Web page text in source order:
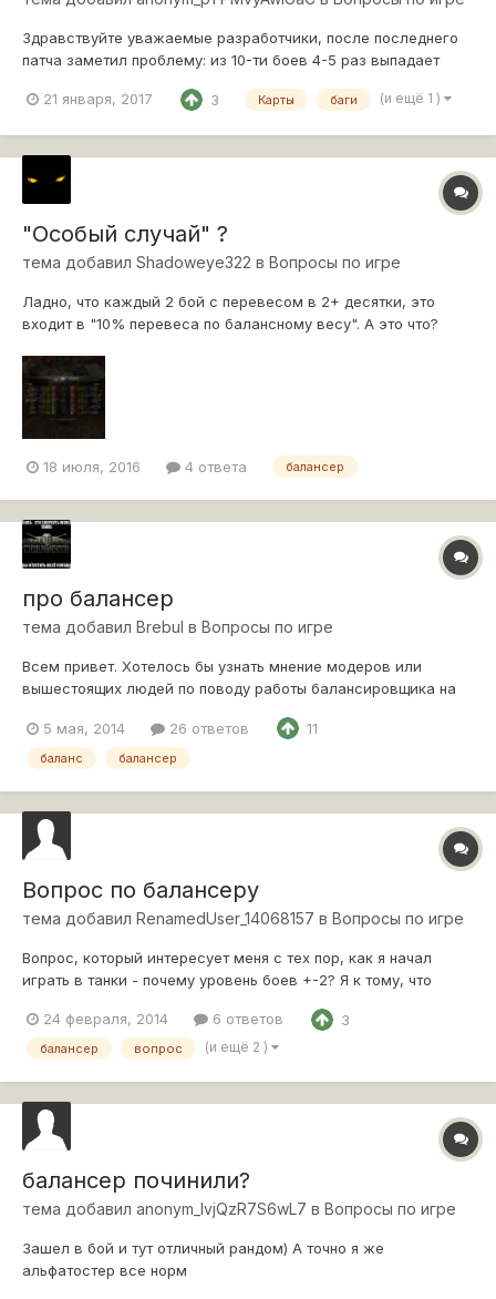
Здравствуйте уважаемые разработчики, после последнего
патча заметил проблему: из 10-ти боев 4-5 раз выпадает
на одну и ту же карту, а остальные бои на 3-4. В чем
21 января, 2017 3 Карты баги (и ещё 1 )
"Особый случай" ?
тема добавил Shadoweye322 в Вопросы по игре
Ладно, что каждый 2 бой с перевесом в 2+ десятки, это
входит в "10% перевеса по балансному весу". А это что?
18 июля, 2016 4 ответа балансер
про балансер
тема добавил Brebul в Вопросы по игре
Всем привет. Хотелось бы узнать мнение модеров или
вышестоящих людей по поводу работы балансировщика на
поровну 10е уровни по командам, а не в соотношении 10:6?
Исход такого боя предрешен в самом начале. О какой
5 мая, 2014 26 ответов 11
баланс балансер
Вопрос по балансеру
тема добавил RenamedUser_14068157 в Вопросы по игре
Вопрос, который интересует меня с тех пор, как я начал
играть в танки - почему уровень боев +-2? Я к тому, что
хочется сражаться против 4 исов, ибо чтобы мне как-то
убить хоть одного иса, нужно вертеться как уж на
24 февраля, 2014 6 ответов 3
балансер вопрос (и ещё 2 )
балансер починили?
тема добавил anonym_IvjQzR7S6wL7 в Вопросы по игре
Зашел в бой и тут отличный рандом) А точно я же
альфатостер все норм